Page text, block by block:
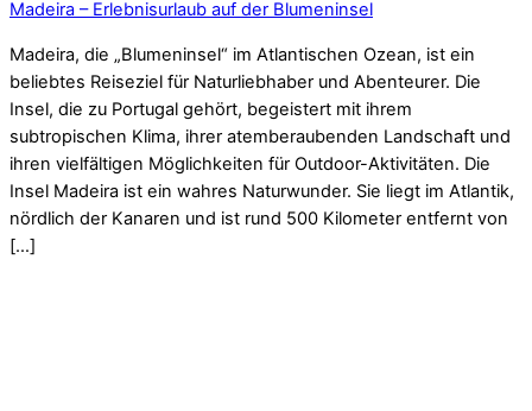
Madeira – Erlebnisurlaub auf der Blumeninsel
Madeira, die „Blumeninsel“ im Atlantischen Ozean, ist ein
beliebtes Reiseziel für Naturliebhaber und Abenteurer. Die
Insel, die zu Portugal gehört, begeistert mit ihrem
subtropischen Klima, ihrer atemberaubenden Landschaft und
ihren vielfältigen Möglichkeiten für Outdoor-Aktivitäten. Die
Insel Madeira ist ein wahres Naturwunder. Sie liegt im Atlantik,
nördlich der Kanaren und ist rund 500 Kilometer entfernt von
[…]